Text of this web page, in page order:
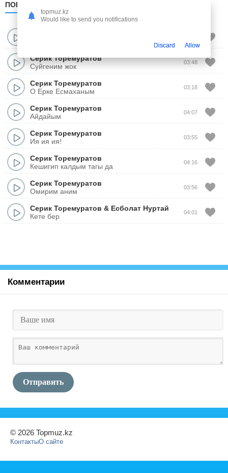
ПОПУЛЯРНЫЕ
Серик Торемуратов
Суйгеним жок
03:48
Серик Торемуратов
О Ерке Есмаханым
03:18
Серик Торемуратов
Айдайым
04:07
Серик Торемуратов
Ия ия ия!
03:55
Серик Торемуратов
Кешигип калдым тагы да
04:16
Серик Торемуратов
Омирим аним
03:56
Серик Торемуратов & Есболат Нуртай
Кете бер
04:01
Комментарии
Отправить
© 2026 Topmuz.kz
КонтактыО сайте
topmuz.kz
Would like to send you notifications
Discard Allow